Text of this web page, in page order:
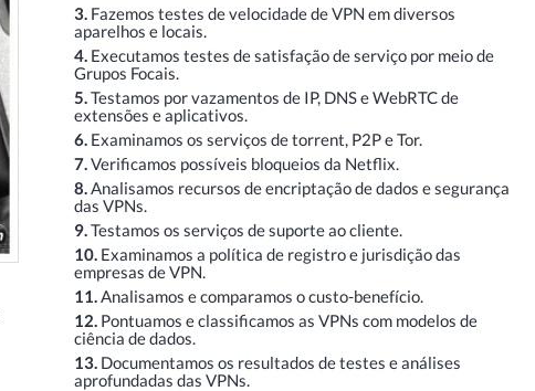
3. Fazemos testes de velocidade de VPN em diversos
aparelhos e locais.
4. Executamos testes de satisfação de serviço por meio de
Grupos Focais.
5.Testamos por vazamentos de IP, DNS e WebRTC de
extensões e aplicativos.
6. Examinamos os serviços de torrent, P2P e Tor.
7.Verificamos possíveis bloqueios da Netflix.
8.Analisamos recursos de encriptação de dados e segurança
das VPNs.
9.Testamos os serviços de suporte ao cliente.
10. Examinamos a política de registro e jurisdição das
empresas de VPN.
11.Analisamos e comparamos o custo-benefício.
12. Pontuamos e classificamos as VPNs com modelos de
ciência de dados.
13. Documentamos os resultados de testes e análises
aprofundadas das VPNs.